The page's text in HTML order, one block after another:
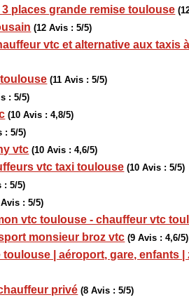
places grande remise toulouse
(12 Avis : 5/5)
vtc et alternative aux taxis
(11 Avis : 5/5)
: 5/5)
(10 Avis : 4,8/5)
: 5/5)
vtc (10 Avis : 4,6/5)
vtc taxi toulouse (10 Avis : 5/5)
: 5/5)
: 5/5)
vtc toulouse - chauffeur vtc
monsieur broz vtc (9 Avis : 4,6/5)
| aéroport, gare, enfants |
privé (8 Avis : 5/5)